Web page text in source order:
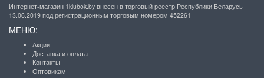
Интернет-магазин 1klubok.by внесен в торговый реестр Республики Беларусь
13.06.2019 под регистрационным торговым номером 452261
МЕНЮ:
Акции
Доставка и оплата
Контакты
Оптовикам